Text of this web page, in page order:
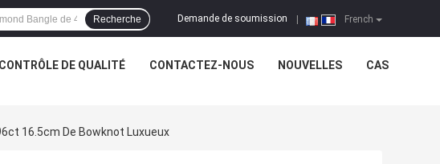
French
Demande de soumission
Recherche
CONTRÔLE DE QUALITÉ CONTACTEZ-NOUS NOUVELLES CAS
16.5cm De Bowknot Luxueux